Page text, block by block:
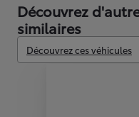
Découvrez
similaires
Découvrez ces véhicules